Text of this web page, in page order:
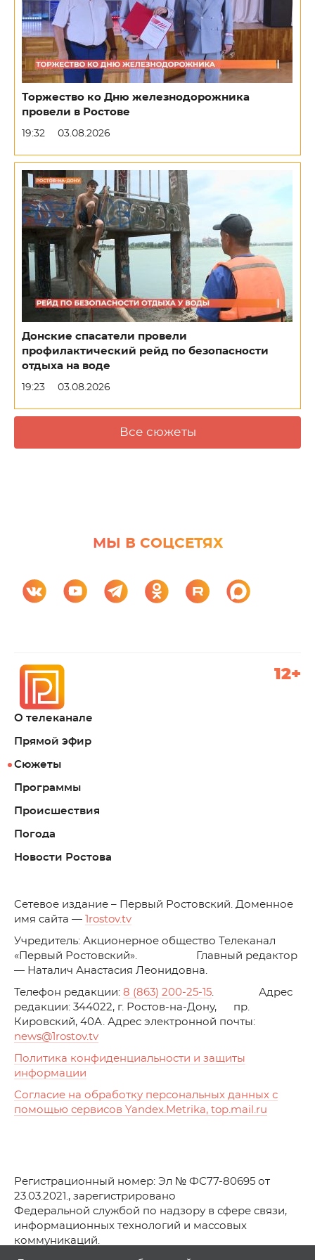
Торжество ко Дню железнодорожника
провели в Ростове
19:32 03.08.2026
Донские спасатели провели
профилактический рейд по безопасности
отдыха на воде
19:23 03.08.2026
Все сюжеты
МЫ В СОЦСЕТЯХ
О телеканале
Прямой эфир
Сюжеты
Программы
Происшествия
Погода
Новости Ростова
12+
Cетевое издание – Первый Ростовский. Доменное
имя сайта —
1rostov.tv
Учредитель: Акционерное общество Телеканал
«Первый Ростовский». Главный редактор
— Наталич Анастасия Леонидовна.
Телефон редакции: 8 (863) 200-25-15. Адрес
редакции: 344022, г. Ростов-на-Дону, пр.
Кировский, 40А. Адрес электронной почты:
news@1rostov.tv
Политика конфиденциальности и защиты
информации
Согласие на обработку персональных данных с
помощью сервисов Yandex.Metrika, top.mail.ru
Регистрационный номер: Эл № ФС77-80695 от
23.03.2021., зарегистрировано
Федеральной службой по надзору в сфере связи,
информационных технологий и массовых
коммуникаций.